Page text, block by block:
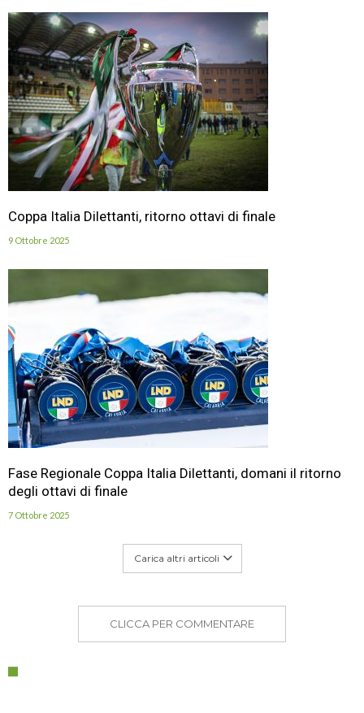
Coppa Italia Dilettanti, ritorno ottavi di finale
9 Ottobre 2025
Fase Regionale Coppa Italia Dilettanti, domani il ritorno
degli ottavi di finale
7 Ottobre 2025
Carica altri articoli
CLICCA PER COMMENTARE